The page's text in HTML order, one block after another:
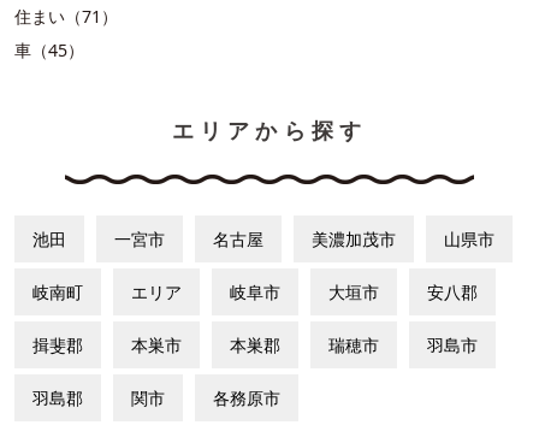
住まい（71）
車（45）
エリアから探す
池田 一宮市 名古屋 美濃加茂市 山県市
岐南町 エリア 岐阜市 大垣市 安八郡
揖斐郡 本巣市 本巣郡 瑞穂市 羽島市
羽島郡 関市 各務原市